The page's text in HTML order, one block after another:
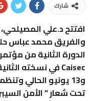
شارك
افتتح د.علي المصيلحي،
والفريق محمد عباس
الدورة الثانية من
و13 يونيو الحالي
تحت شعار ” الأمن